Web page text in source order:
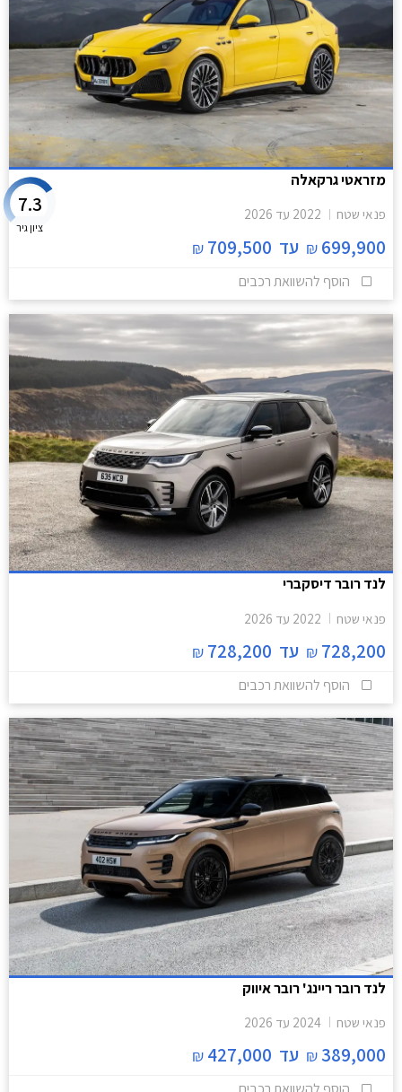
מזראטי גרקאלה
פנאי שטח 2022 עד 2026
699,900
₪ עד 709,500
₪
7.3
ציון גיר
הוסף להשוואת רכבים
לנד רובר דיסקברי
פנאי שטח 2022 עד 2026
728,200
₪ עד 728,200
₪
הוסף להשוואת רכבים
לנד רובר ריינג' רובר איווק
פנאי שטח 2024 עד 2026
389,000
₪ עד 427,000
₪